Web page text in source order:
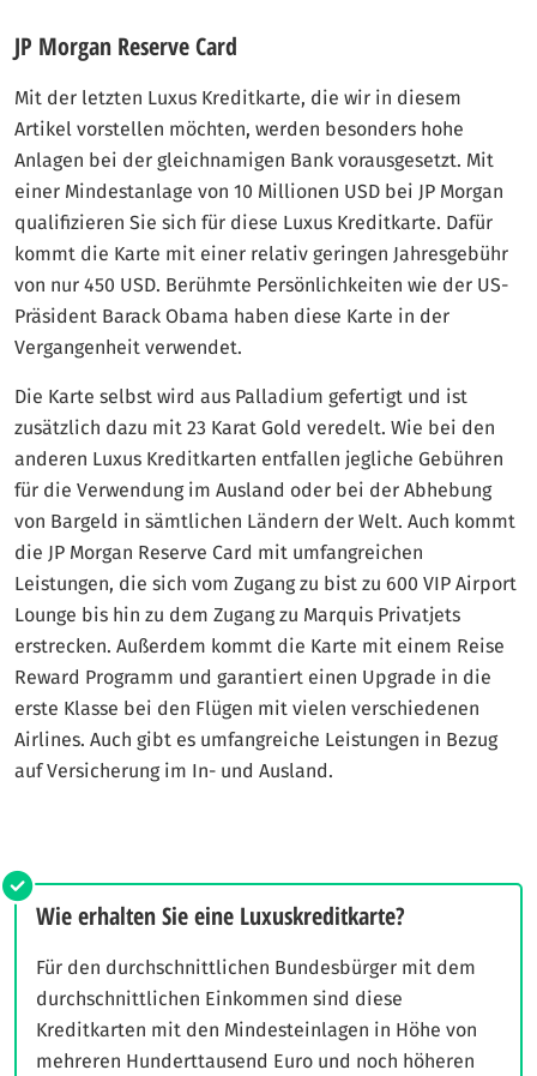
JP Morgan Reserve Card
Mit der letzten Luxus Kreditkarte, die wir in diesem
Artikel vorstellen möchten, werden besonders hohe
Anlagen bei der gleichnamigen Bank vorausgesetzt. Mit
einer Mindestanlage von 10 Millionen USD bei JP Morgan
qualifizieren Sie sich für diese Luxus Kreditkarte. Dafür
kommt die Karte mit einer relativ geringen Jahresgebühr
von nur 450 USD. Berühmte Persönlichkeiten wie der US-
Präsident Barack Obama haben diese Karte in der
Vergangenheit verwendet.
Die Karte selbst wird aus Palladium gefertigt und ist
zusätzlich dazu mit 23 Karat Gold veredelt. Wie bei den
anderen Luxus Kreditkarten entfallen jegliche Gebühren
für die Verwendung im Ausland oder bei der Abhebung
von Bargeld in sämtlichen Ländern der Welt. Auch kommt
die JP Morgan Reserve Card mit umfangreichen
Leistungen, die sich vom Zugang zu bist zu 600 VIP Airport
Lounge bis hin zu dem Zugang zu Marquis Privatjets
erstrecken. Außerdem kommt die Karte mit einem Reise
Reward Programm und garantiert einen Upgrade in die
erste Klasse bei den Flügen mit vielen verschiedenen
Airlines. Auch gibt es umfangreiche Leistungen in Bezug
auf Versicherung im In- und Ausland.
Wie erhalten Sie eine Luxuskreditkarte?
Für den durchschnittlichen Bundesbürger mit dem
durchschnittlichen Einkommen sind diese
Kreditkarten mit den Mindesteinlagen in Höhe von
mehreren Hunderttausend Euro und noch höheren